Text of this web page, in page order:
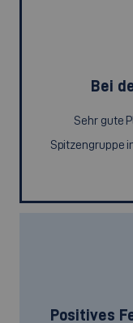
Bei
Sehr gute
Spitzengruppe
Positives